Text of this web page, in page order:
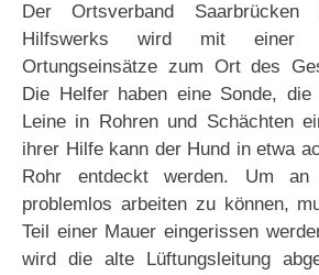
Der Ortsverband Saarbrücken
Hilfswerks wird mit einer
Ortungseinsätze zum Ort des
Die Helfer haben eine Sonde,
Leine in Rohren und Schächten
ihrer Hilfe kann der Hund in etwa
Rohr entdeckt werden. Um an
problemlos arbeiten zu können,
Teil einer Mauer eingerissen
wird die alte Lüftungsleitung